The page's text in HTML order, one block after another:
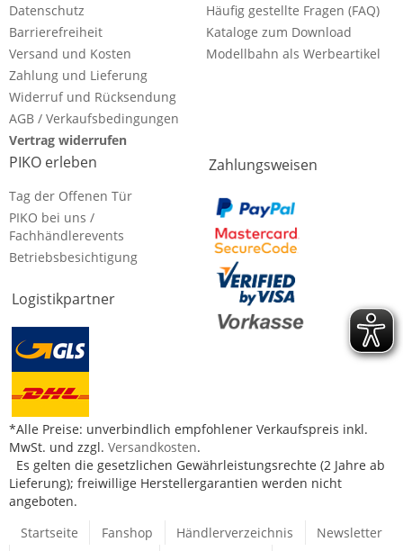
Datenschutz
Barrierefreiheit
Versand und Kosten
Zahlung und Lieferung
Widerruf und Rücksendung
AGB / Verkaufsbedingungen
Vertrag widerrufen
Häufig gestellte Fragen (FAQ)
Kataloge zum Download
Modellbahn als Werbeartikel
PIKO erleben
Tag der Offenen Tür
PIKO bei uns /
Fachhändlerevents
Betriebsbesichtigung
Logistikpartner
Zahlungsweisen
*Alle Preise: unverbindlich empfohlener Verkaufspreis inkl.
MwSt. und zzgl. Versandkosten.
Es gelten die gesetzlichen Gewährleistungsrechte (2 Jahre ab
Lieferung); freiwillige Herstellergarantien werden nicht
angeboten.
Startseite
Fanshop Händlerverzeichnis
Newsletter